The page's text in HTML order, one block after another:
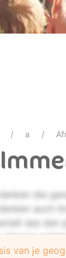
a
die
auch
das den
deinem
van je